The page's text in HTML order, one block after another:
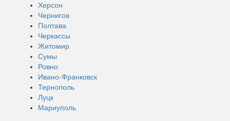
Херсон
Чернигов
Полтава
Черкассы
Житомир
Сумы
Ровно
Ивано-Франковск
Тернополь
Луцк
Мариуполь